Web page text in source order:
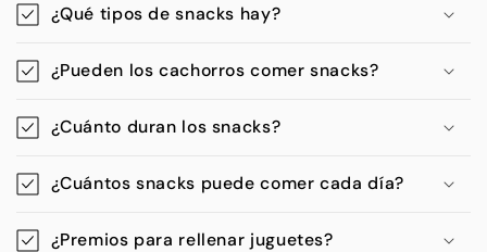
¿Qué tipos de snacks hay?
¿Pueden los cachorros comer snacks?
¿Cuánto duran los snacks?
¿Cuántos snacks puede comer cada día?
¿Premios para rellenar juguetes?